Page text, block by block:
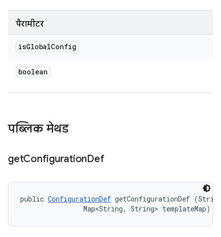
पैरामीटर
isGlobalConfig
boolean
पब्लिक मेथड
getConfigurationDef
public ConfigurationDef getConfigurationDef
                Map<String, String> templateMap)